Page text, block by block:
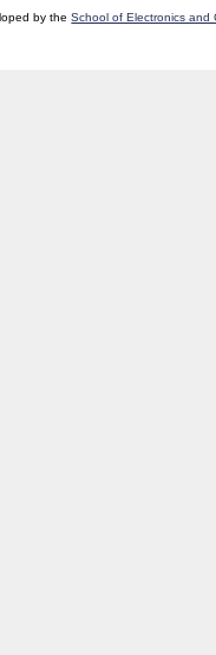
by theSchool of Electronics and